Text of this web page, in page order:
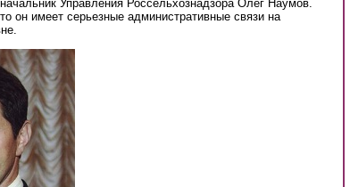
Управления Россельхознадзора Олег Наумов.
он имеет серьезные административные связи на